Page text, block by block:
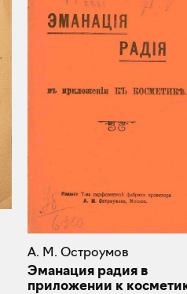
А. М. Остроумов
Эманация радия в
приложении к